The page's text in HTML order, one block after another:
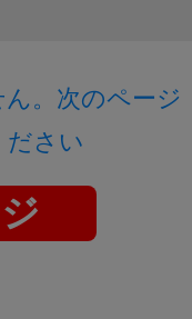
。次のページ
ださい